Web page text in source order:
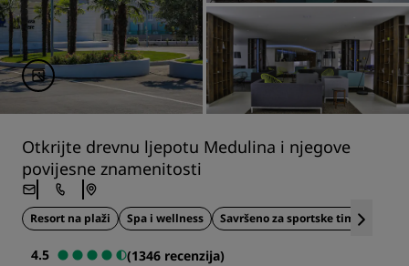
Otkrijte drevnu ljepotu Medulina i njegove
povijesne znamenitosti
Resort na plaži Spa i wellness Savršeno za sportske timove
4.5
(1346 recenzija)